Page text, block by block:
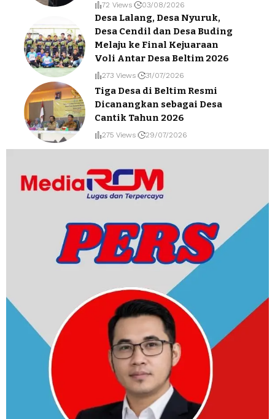
72 Views 03/08/2026
Desa Lalang, Desa Nyuruk,
Desa Cendil dan Desa Buding
Melaju ke Final Kejuaraan
Voli Antar Desa Beltim 2026
273 Views 31/07/2026
Tiga Desa di Beltim Resmi
Dicanangkan sebagai Desa
Cantik Tahun 2026
275 Views 29/07/2026